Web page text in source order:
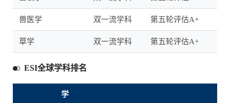
兽医学 双一流学科 第五轮评估A+
草学 双一流学科 第五轮评估A+
ESI全球学科排名
学